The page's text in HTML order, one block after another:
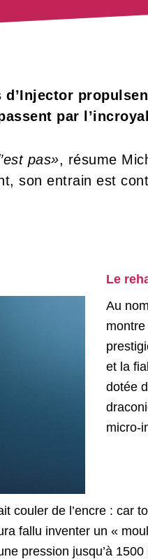
par
pas», résume
son entrain est
Le
Au
et la
dotée
micro-
couler de l’encre :
fallu inventer un «
pression jusqu’à